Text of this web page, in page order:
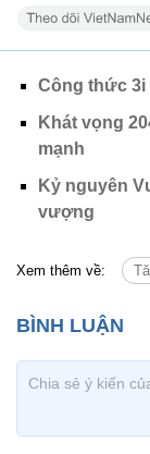
Công thức 3i
Khát vọng
mạnh
Kỷ nguyên
vượng
Xem thêm về: